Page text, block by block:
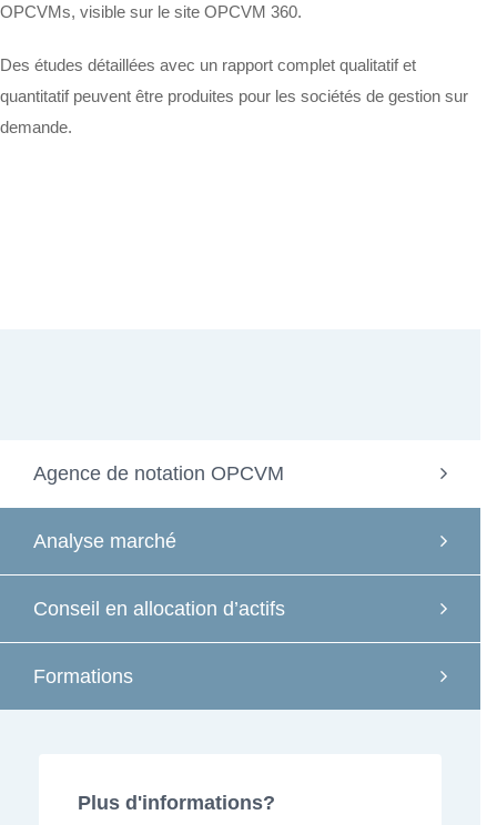
OPCVMs, visible sur le site OPCVM 360.
Des études détaillées avec un rapport complet qualitatif et
quantitatif peuvent être produites pour les sociétés de gestion sur
demande.
Agence de notation OPCVM
Analyse marché
Conseil en allocation d’actifs
Formations
Plus d'informations?